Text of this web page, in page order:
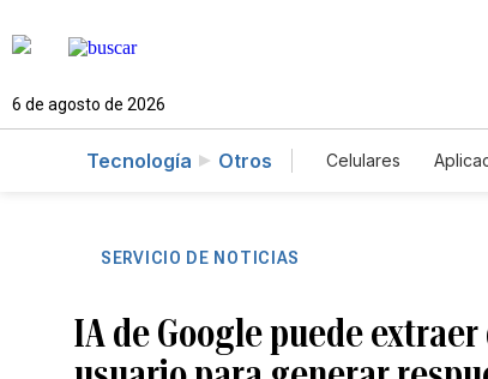
6 de agosto de 2026
Tecnología Otros Celulares
SERVICIO DE NOTICIAS
IA de Google puede